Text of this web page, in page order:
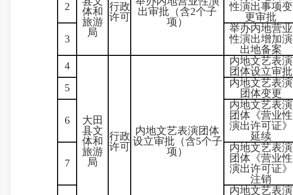
体和
旅游
局
行政
许可
出审批（含2个子
项）
2
性演出事项变
更审批
3
举办内地营业
性演出增加演
出地备案
4
大田
县文
体和
旅游
局
行政
许可
内地文艺表演团体
设立审批（含5个子
项）
内地文艺表演
团体设立审批
5
内地文艺表演
团体变更
6
内地文艺表演
团体《营业性
演出许可证》
延续
7
内地文艺表演
团体《营业性
演出许可证》
注销
内地文艺表演